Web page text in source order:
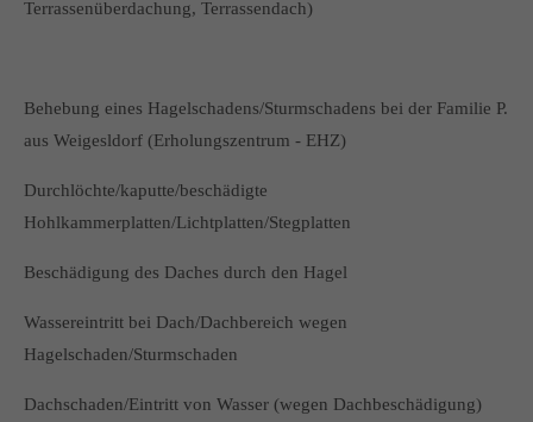
Terrassenüberdachung, Terrassendach)
Behebung eines Hagelschadens/Sturmschadens bei der Familie P.
aus Weigesldorf (Erholungszentrum - EHZ)
Durchlöchte/kaputte/beschädigte
Hohlkammerplatten/Lichtplatten/Stegplatten
Beschädigung des Daches durch den Hagel
Wassereintritt bei Dach/Dachbereich wegen
Hagelschaden/Sturmschaden
Dachschaden/Eintritt von Wasser (wegen Dachbeschädigung)